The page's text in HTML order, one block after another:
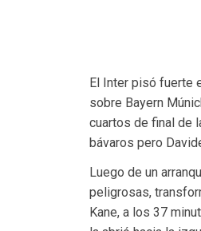
El Inter pisó fuerte
sobre Bayern
cuartos de final de
bávaros pero
Luego de un
peligrosas,
Kane, a los 37